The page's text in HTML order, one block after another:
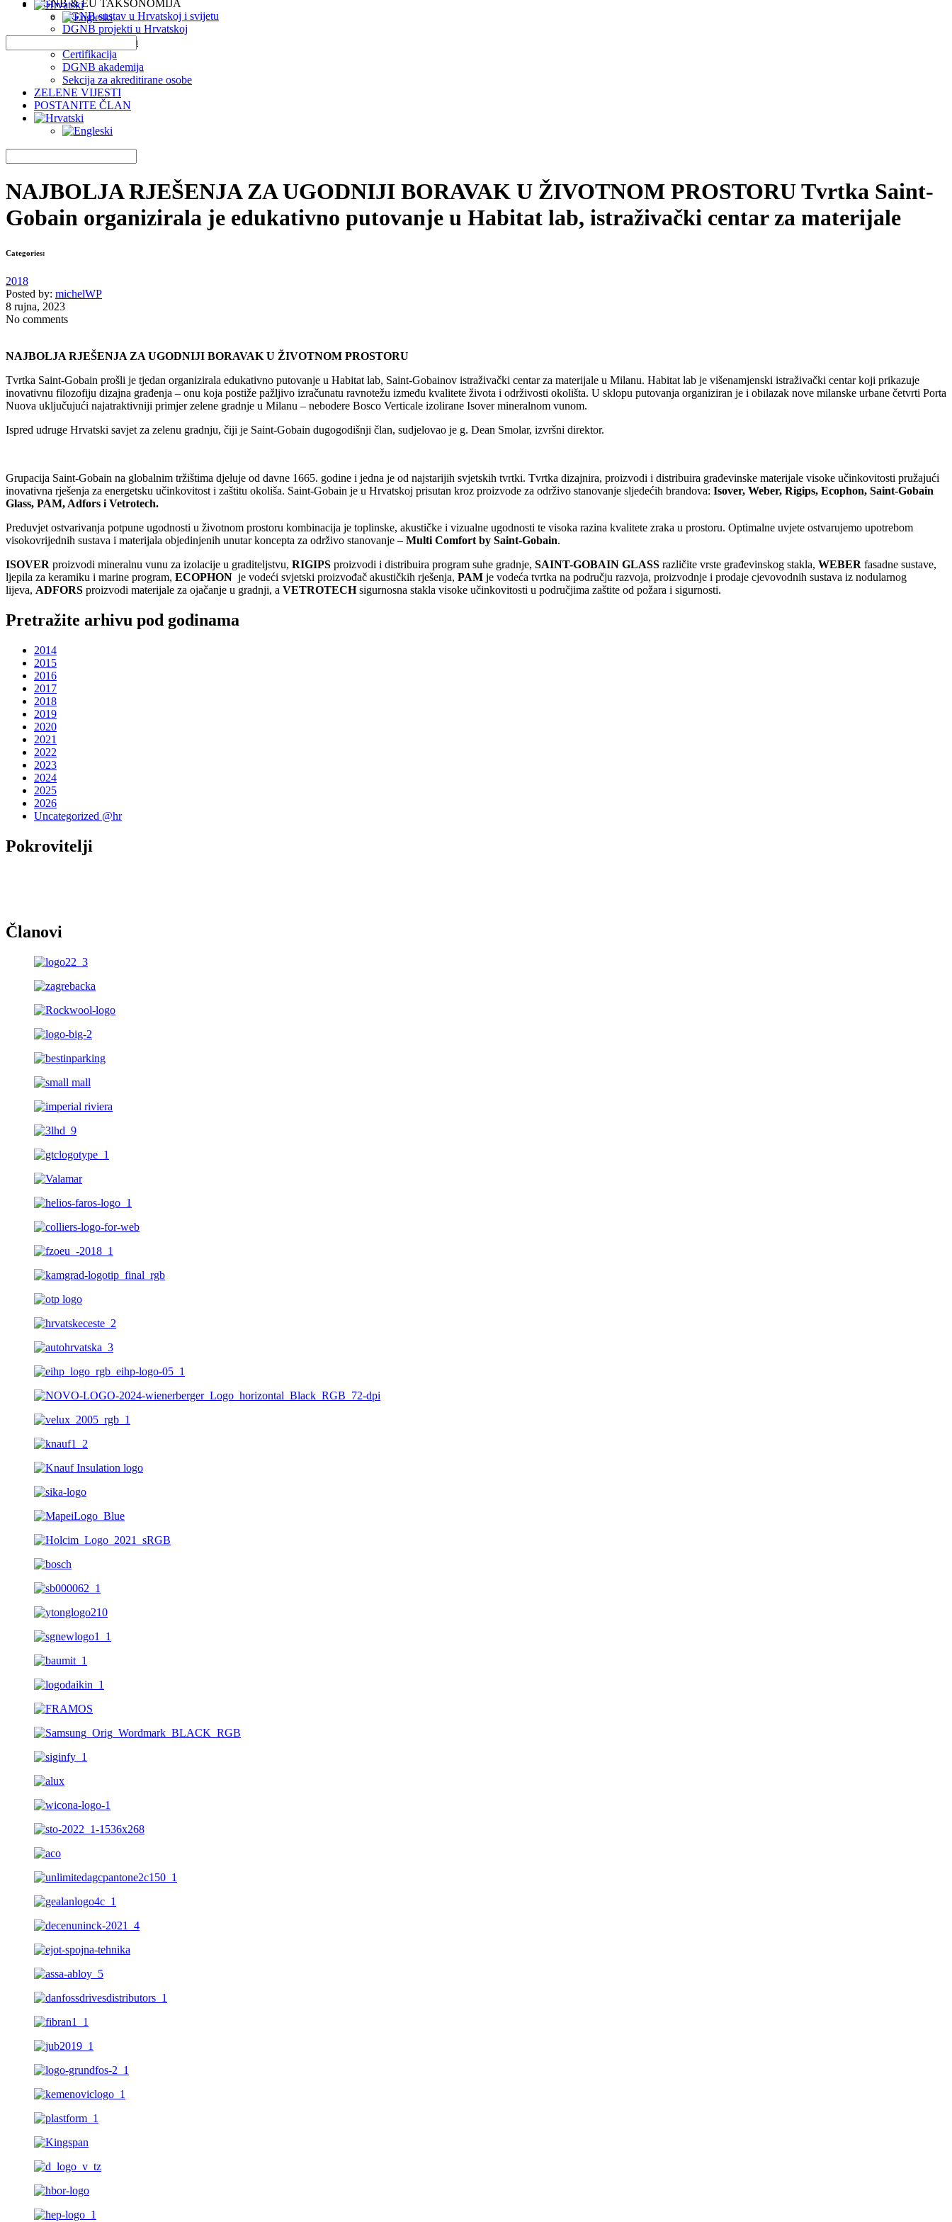
DGNB & EU TAKSONOMIJA
DGNB sustav u Hrvatskoj i svijetu
DGNB projekti u Hrvatskoj
EU Taksonomija
Certifikacija
DGNB akademija
Sekcija za akreditirane osobe
ZELENE VIJESTI
POSTANITE ČLAN
NAJBOLJA RJEŠENJA ZA UGODNIJI BORAVAK U ŽIVOTNOM PROSTORU Tvrtka Saint-
Gobain organizirala je edukativno putovanje u Habitat lab, istraživački centar za materijale
Categories:
2018
Posted by: michelWP
8 rujna, 2023
No comments
NAJBOLJA RJEŠENJA ZA UGODNIJI BORAVAK U ŽIVOTNOM PROSTORU
Tvrtka Saint-Gobain prošli je tjedan organizirala edukativno putovanje u Habitat lab, Saint-Gobainov istraživački centar za materijale u Milanu. Habitat lab je višenamjenski istraživački centar koji prikazuje
inovativnu filozofiju dizajna građenja – onu koja postiže pažljivo izračunatu ravnotežu između kvalitete života i održivosti okolišta. U sklopu putovanja organiziran je i obilazak nove milanske urbane četvrti Porta
Nuova uključujući najatraktivniji primjer zelene gradnje u Milanu – nebodere Bosco Verticale izolirane Isover mineralnom vunom.
Ispred udruge Hrvatski savjet za zelenu gradnju, čiji je Saint-Gobain dugogodišnji član, sudjelovao je g. Dean Smolar, izvršni direktor.
Grupacija Saint-Gobain na globalnim tržištima djeluje od davne 1665. godine i jedna je od najstarijih svjetskih tvrtki. Tvrtka dizajnira, proizvodi i distribuira građevinske materijale visoke učinkovitosti pružajući
inovativna rješenja za energetsku učinkovitost i zaštitu okoliša. Saint-Gobain je u Hrvatskoj prisutan kroz proizvode za održivo stanovanje sljedećih brandova: Isover, Weber, Rigips, Ecophon, Saint-Gobain
Glass, PAM, Adfors i Vetrotech.
Preduvjet ostvarivanja potpune ugodnosti u životnom prostoru kombinacija je toplinske, akustičke i vizualne ugodnosti te visoka razina kvalitete zraka u prostoru. Optimalne uvjete ostvarujemo upotrebom
visokovrijednih sustava i materijala objedinjenih unutar koncepta za održivo stanovanje – Multi Comfort by Saint-Gobain.
ISOVER proizvodi mineralnu vunu za izolacije u graditeljstvu, RIGIPS proizvodi i distribuira program suhe gradnje, SAINT-GOBAIN GLASS različite vrste građevinskog stakla, WEBER fasadne sustave,
ljepila za keramiku i marine program, ECOPHON je vodeći svjetski proizvođač akustičkih rješenja, PAM je vodeća tvrtka na području razvoja, proizvodnje i prodaje cjevovodnih sustava iz nodularnog
lijeva, ADFORS proizvodi materijale za ojačanje u gradnji, a VETROTECHsigurnosna stakla visoke učinkovitosti u područjima zaštite od požara i sigurnosti.
Pretražite arhivu pod godinama
2014
2015
2016
2017
2018
2019
2020
2021
2022
2023
2024
2025
2026
Uncategorized @hr
Pokrovitelji
Članovi